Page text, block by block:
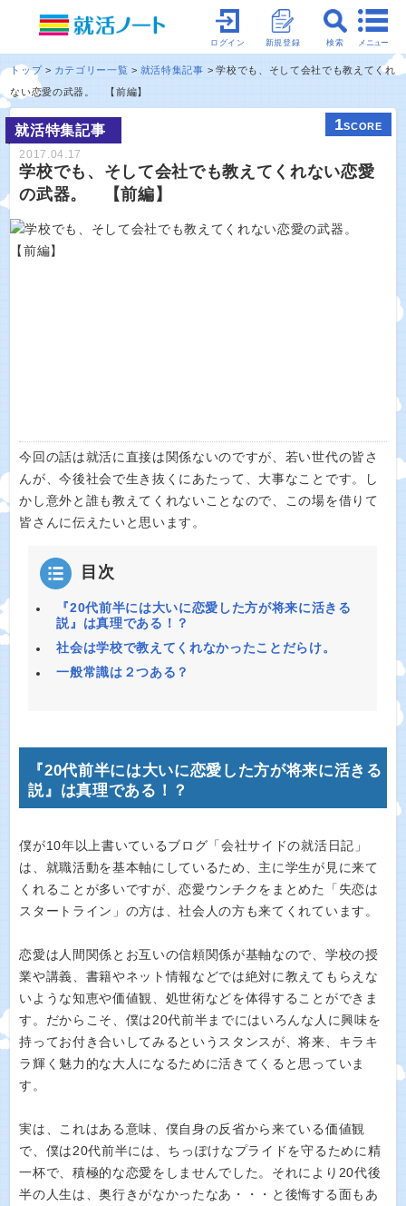
メニュー
検索
新規登録
ログイン
トップ カテゴリー一覧 就活特集記事
学校でも、そして会社でも教えてくれ
ない恋愛の武器。 【前編】
就活特集記事 1SCORE
2017.04.17
学校でも、そして会社でも教えてくれない恋愛
の武器。 【前編】
今回の話は就活に直接は関係ないのですが、若い世代の皆さ
んが、今後社会で生き抜くにあたって、大事なことです。し
かし意外と誰も教えてくれないことなので、この場を借りて
皆さんに伝えたいと思います。
目次
『20代前半には大いに恋愛した方が将来に活きる
説』は真理である！？
社会は学校で教えてくれなかったことだらけ。
一般常識は２つある？
『20代前半には大いに恋愛した方が将来に活きる
説』は真理である！？
僕が10年以上書いているブログ「会社サイドの就活日記」
は、就職活動を基本軸にしているため、主に学生が見に来て
くれることが多いですが、恋愛ウンチクをまとめた「失恋は
スタートライン」の方は、社会人の方も来てくれています。
恋愛は人間関係とお互いの信頼関係が基軸なので、学校の授
業や講義、書籍やネット情報などでは絶対に教えてもらえな
いような知恵や価値観、処世術などを体得することができま
す。だからこそ、僕は20代前半までにはいろんな人に興味を
持ってお付き合いしてみるというスタンスが、将来、キラキ
ラ輝く魅力的な大人になるために活きてくると思っていま
す。
実は、これはある意味、僕自身の反省から来ている価値観
で、僕は20代前半には、ちっぽけなプライドを守るために精
一杯で、積極的な恋愛をしませんでした。それにより20代後
半の人生は、奥行きがなかったなあ・・・と後悔する面もあ